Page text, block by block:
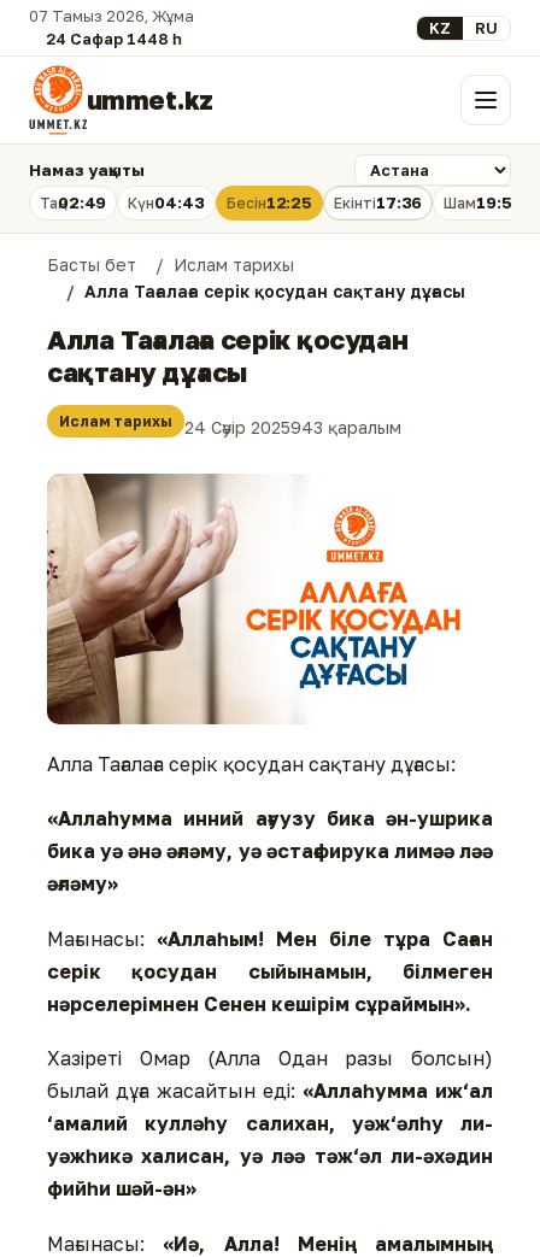
07 Тамыз 2026, Жұма
24 Сафар 1448 һ.
Select your
KZ RU
ummet.kz Мәзір
Намаз уақыты
Таң02:49 Күн04:43 Бесін12:25 Екінті17:36 Шам19:56
Басты бет
Ислам тарихы
Алла Тағалаға серік қосудан сақтану дұғасы
Алла Тағалаға серік қосудан
сақтану дұғасы
Ислам тарихы 24 Сәуір 2025943 қаралым
Алла Тағалаға серік қосудан сақтану дұғасы:
«Аллаhумма инний ағуузу бика ән-ушрика
бика уә әнә әғләму, уә әстағфирука лимәә ләә
әғләму»
Мағынасы: «Аллаһым! Мен біле тұра Саған
серік қосудан сыйынамын, білмеген
нәрселерімнен Сенен кешірім сұраймын».
Хазіреті Омар (Алла Одан разы болсын)
былай дұға жасайтын еді: «Аллаһумма иж‘ал
‘амалий кулләһу салихан, уәж‘әлһу ли-
уәжһикә халисан, уә ләә тәж‘әл ли-әхәдин
фийһи шәй-ән»
Мағынасы: «Иә, Алла! Менің амалымның